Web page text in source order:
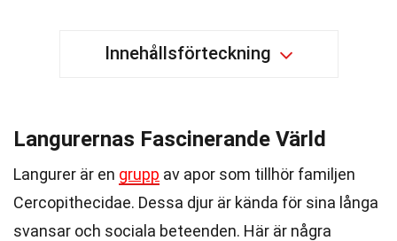
Innehållsförteckning
Langurernas Fascinerande Värld
Langurer är en grupp av apor som tillhör familjen
Cercopithecidae. Dessa djur är kända för sina långa
svansar och sociala beteenden. Här är några